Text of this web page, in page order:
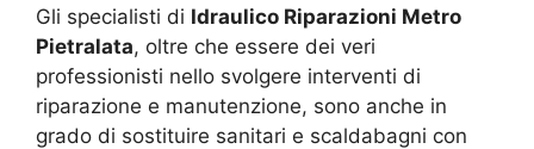
Gli specialisti di Idraulico Riparazioni Metro
Pietralata, oltre che essere dei veri
professionisti nello svolgere interventi di
riparazione e manutenzione, sono anche in
grado di sostituire sanitari e scaldabagni con